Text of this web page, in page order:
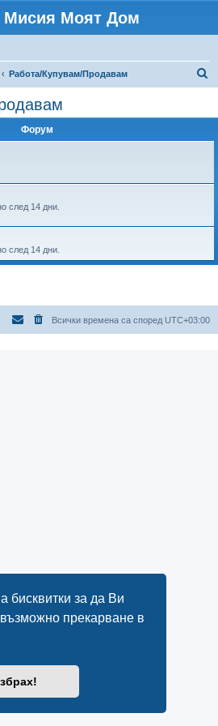
бисквитки за да Ви
прекарване в
Моят Дом
Работа/Купувам/Продавам
Форум
след 14 дни.
след 14 дни.
Всички времена са според UTC+03:00